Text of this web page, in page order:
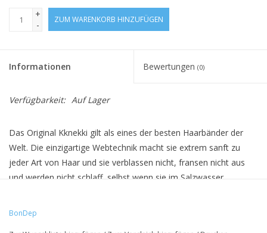
+
-
ZUM WARENKORB HINZUFÜGEN
Informationen Bewertungen (0)
Verfügbarkeit: Auf Lager
Das Original Kknekki gilt als eines der besten Haarbänder der
Welt. Die einzigartige Webtechnik macht sie extrem sanft zu
jeder Art von Haar und sie verblassen nicht, fransen nicht aus
und werden nicht schlaff, selbst wenn sie im Salzwasser
BonDep